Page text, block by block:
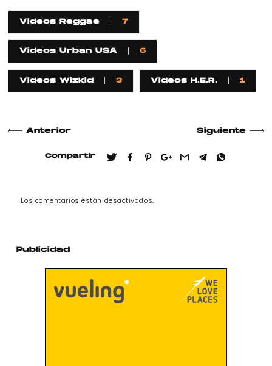
Videos Reggae 7
Videos Urban USA 6
Videos Wizkid 3 Videos H.E.R. 1
Anterior Siguiente
Compartir
Los comentarios están desactivados.
Publicidad